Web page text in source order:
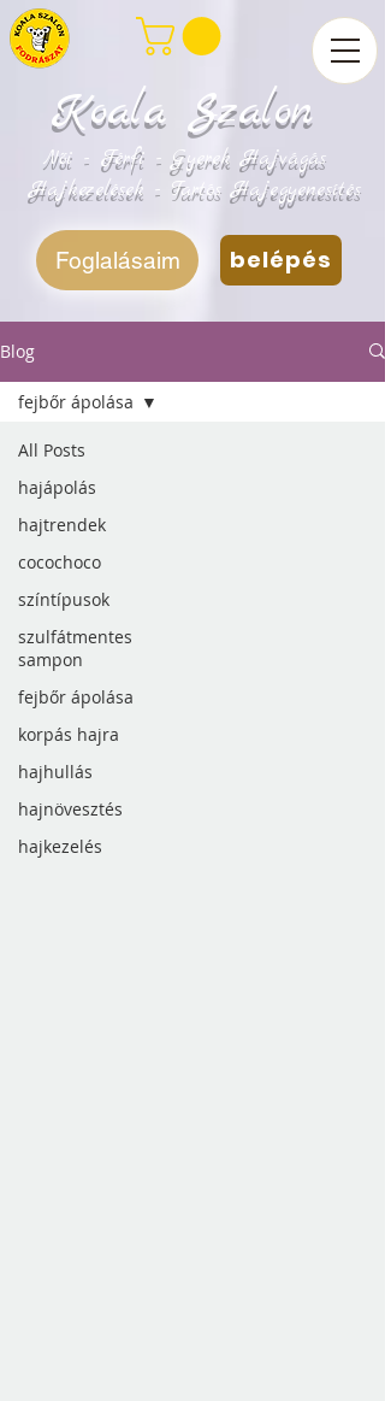
Koala Szalon
Női - Férfi - Gyerek Hajvágás
Hajkezelések - Tartós Hajegyenesítés
Foglalásaim belépés
Blog
All Posts
hajápolás
hajtrendek
cocochoco
színtípusok
szulfátmentes
sampon
fejbőr ápolása
korpás hajra
hajhullás
hajnövesztés
hajkezelés
fejbőr ápolása